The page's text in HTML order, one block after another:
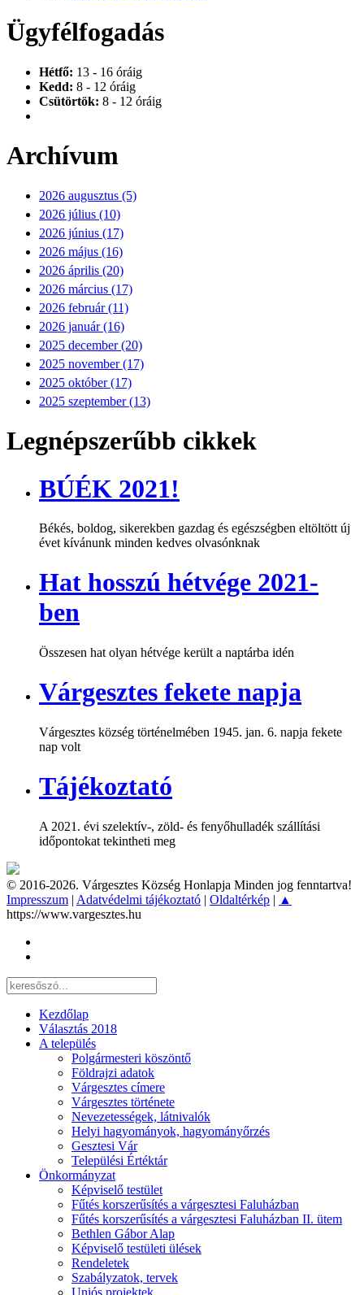
Ügyfélfogadás
Hétfő: 13 - 16 óráig
Kedd: 8 - 12 óráig
Csütörtök: 8 - 12 óráig
Archívum
2026 augusztus (5)
2026 július (10)
2026 június (17)
2026 május (16)
2026 április (20)
2026 március (17)
2026 február (11)
2026 január (16)
2025 december (20)
2025 november (17)
2025 október (17)
2025 szeptember (13)
Legnépszerűbb cikkek
BÚÉK 2021!
Békés, boldog, sikerekben gazdag és egészségben eltöltött új
évet kívánunk minden kedves olvasónknak
Hat hosszú hétvége 2021-
ben
Összesen hat olyan hétvége került a naptárba idén
Várgesztes fekete napja
Várgesztes község történelmében 1945. jan. 6. napja fekete
nap volt
Tájékoztató
A 2021. évi szelektív-, zöld- és fenyőhulladék szállítási
időpontokat tekintheti meg
© 2016-2026. Várgesztes Község Honlapja Minden jog fenntartva!
Impresszum | Adatvédelmi tájékoztató | Oldaltérkép | ▲
https://www.vargesztes.hu
Kezdőlap
Választás 2018
A település
Polgármesteri köszöntő
Földrajzi adatok
Várgesztes címere
Várgesztes története
Nevezetességek, látnivalók
Helyi hagyományok, hagyományőrzés
Gesztesi Vár
Települési Értéktár
Önkormányzat
Képviselő testület
Fűtés korszerűsítés a várgesztesi Faluházban
Fűtés korszerűsítés a várgesztesi Faluházban II. ütem
Bethlen Gábor Alap
Képviselő testületi ülések
Rendeletek
Szabályzatok, tervek
Uniós projektek